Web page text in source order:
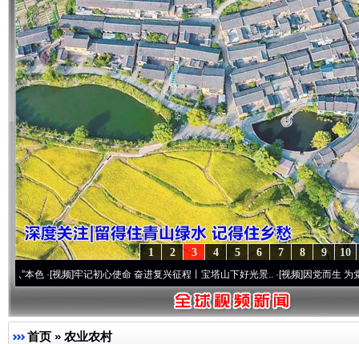
10
9
8
7
6
5
4
3
2
1
牢记初心使命 奋进复兴征程丨宝塔山下好光景..·[视频]因党而生 为党而战——百
首页 » 农业农村